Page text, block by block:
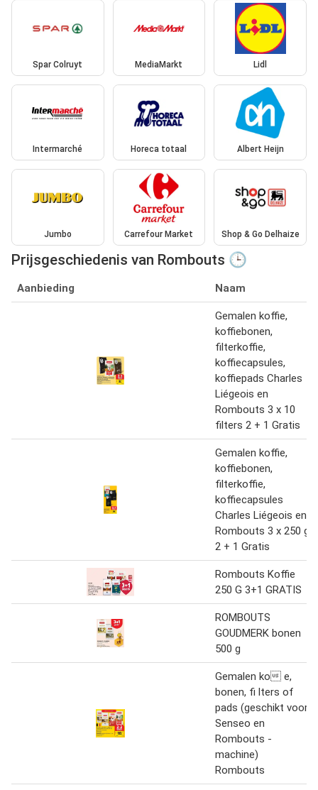
Spar Colruyt MediaMarkt Lidl
Intermarché Horeca totaal Albert Heijn
Jumbo Carrefour Market Shop & Go Delhaize
Prijsgeschiedenis van Rombouts 🕒
Aanbieding Naam
Gemalen koffie,
koffiebonen,
filterkoffie,
koffiecapsules,
koffiepads Charles
Liégeois en
Rombouts 3 x 10
filters 2 + 1 Gratis
Gemalen koffie,
koffiebonen,
filterkoffie,
koffiecapsules
Charles Liégeois en
Rombouts 3 x 250 g
2 + 1 Gratis
Rombouts Koffie
250 G 3+1 GRATIS
ROMBOUTS
GOUDMERK bonen
500 g
Gemalen ko e,
bonen, fi lters of
pads (geschikt voor
Senseo en
Rombouts -
machine)
Rombouts